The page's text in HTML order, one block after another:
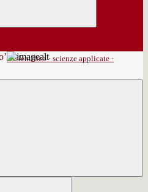
scientifico · scienze applicate ·